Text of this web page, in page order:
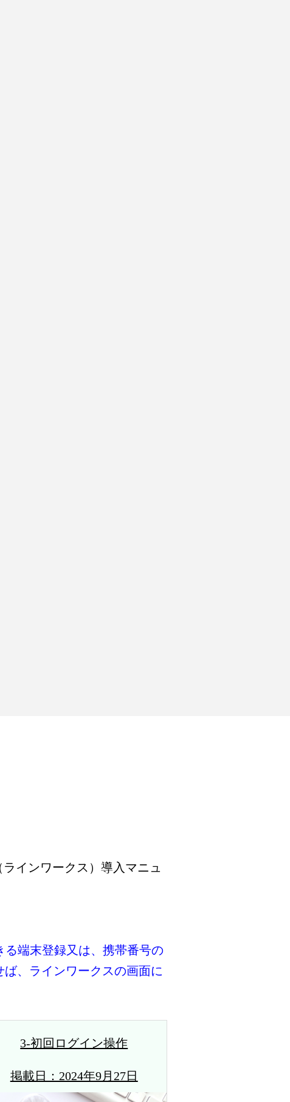
インワークス）導入マニュ
端末登録又は、携帯番号の
、ラインワークスの画面に
3-初回ログイン操作
掲載日：2024年9月27日